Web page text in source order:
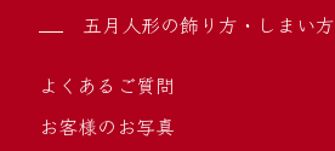
五月人形の飾り方・しまい方
よくあるご質問
お客様のお写真